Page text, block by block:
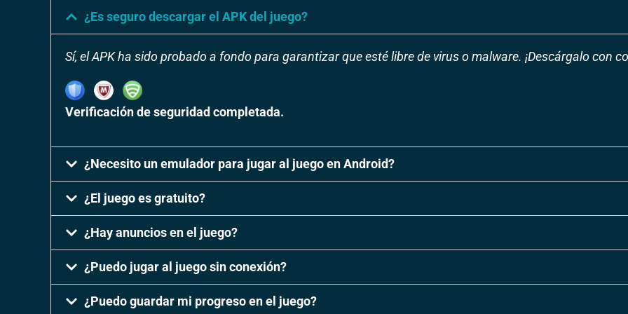
¿Es seguro descargar el APK del juego?
Sí, el APK ha sido probado a fondo para garantizar que esté libre de virus o malware. ¡Descárgalo con
Verificación de seguridad completada.
¿Necesito un emulador para jugar al juego en Android?
¿El juego es gratuito?
¿Hay anuncios en el juego?
¿Puedo jugar al juego sin conexión?
¿Puedo guardar mi progreso en el juego?